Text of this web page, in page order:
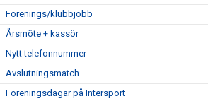
Förenings/klubbjobb
Årsmöte + kassör
Nytt telefonnummer
Avslutningsmatch
Föreningsdagar på Intersport